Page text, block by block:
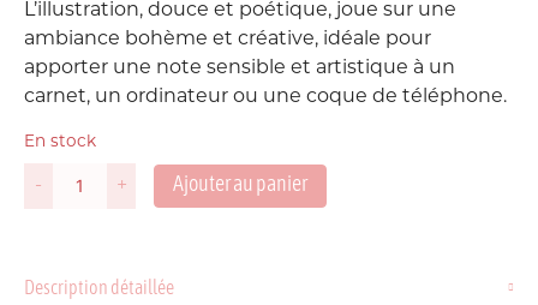
L’illustration, douce et poétique, joue sur une
ambiance bohème et créative, idéale pour
apporter une note sensible et artistique à un
carnet, un ordinateur ou une coque de téléphone.
En stock
-
quantité
Chat
+ Ajouter au panier
Description détaillée